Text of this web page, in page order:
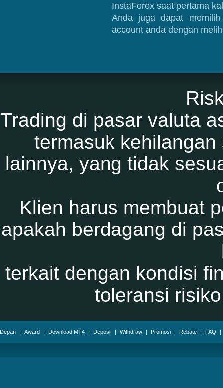
InstaForex saat pertama
Anda juga dapat
account anda dengan
Trading di pasar valuta
termasuk
lainnya, yang tidak
Klien harus membuat
apakah berdagang di
terkait dengan kondisi
toleransi
Depan | Award | Download MT4 | Deposit | Withdraw | Promosi | Rebate | FAQ |